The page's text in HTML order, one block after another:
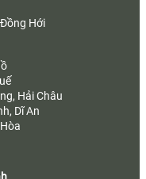
Hới
Hải Châu
Dĩ An